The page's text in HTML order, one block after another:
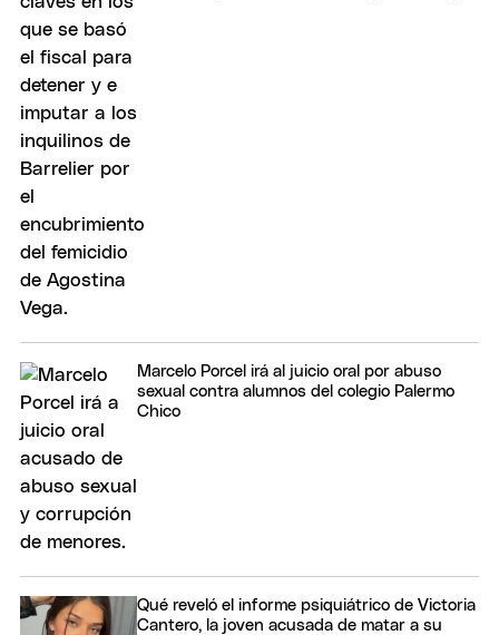
Marcelo Porcel irá al juicio oral por abuso
sexual contra alumnos del colegio Palermo
Chico
Qué reveló el informe psiquiátrico de Victoria
Cantero, la joven acusada de matar a su